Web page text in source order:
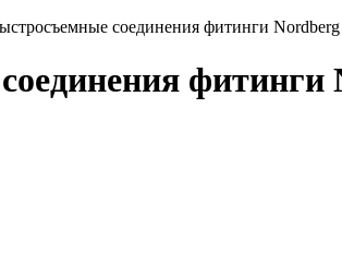
соединения фитинги Nordberg
фитинги